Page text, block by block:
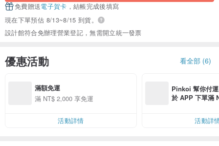
免費贈送電子賀卡 ，結帳完成後填寫
現在下單預估 8/13~8/15 到貨。
設計館符合免辦理營業登記，無需開立統一發票
優惠活動 看全部 (6)
滿額免運
滿 NT$ 2,000 享免運
活動詳情
Pinkoi 幫你付
於 APP 下單滿
活動詳